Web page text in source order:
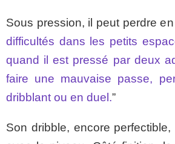
Sous pression, il peut perdre en
difficultés dans les petits
quand il est pressé par deux
faire une mauvaise passe,
dribblant ou en duel.”
Son dribble, encore